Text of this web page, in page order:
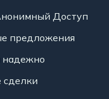
Доступ
предложения
надежно
сделки